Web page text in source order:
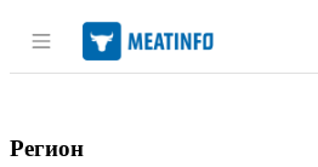
Раздел навигации
296
Фильтры
Регион